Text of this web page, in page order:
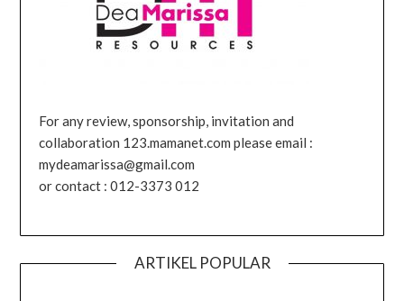
For any review, sponsorship, invitation and
collaboration 123.mamanet.com please email :
mydeamarissa@gmail.com
or contact : 012-3373 012
ARTIKEL POPULAR